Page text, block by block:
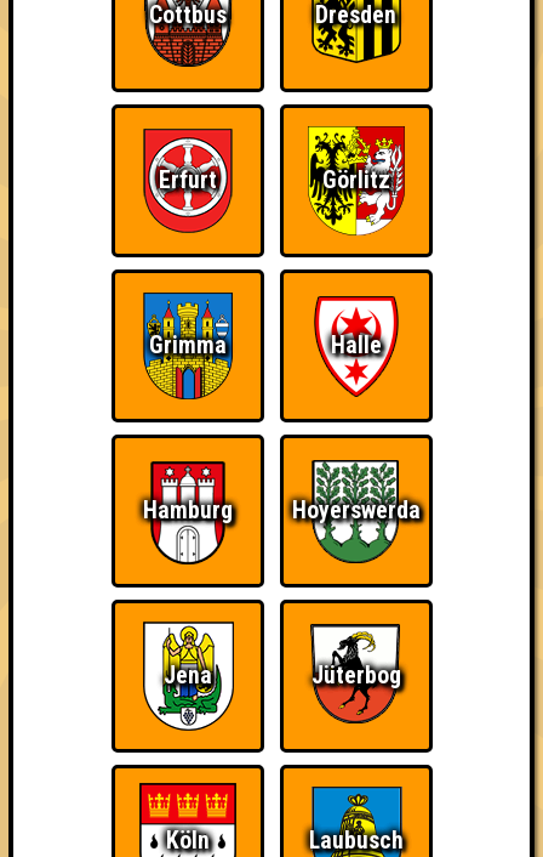
Errungenschaften
Kleiner Hinweis: bei uns sind Teams, die in einem Stechen
verlieren, trotzdem auf dem 1. Platz - den haben sie sich
schließlich verdient! Entsprechend gibt es für diese auch
Errungenschaften für den 1. Platz.
The Last of Us
Schon wieder zum
Wiederzehn macht
Quizveteran
Wir sind immer bei
Nerven aus Stahl
The Amount of
Teilnahmen is too
damn high
Ich war da, vor 3000
Da-Da Da! Da-Da Da!
Cottbus Dresden
Erfurt Görlitz
Grimma Halle
Hamburg Hoyerswerda
Jena Jüterbog
Köln Laubusch